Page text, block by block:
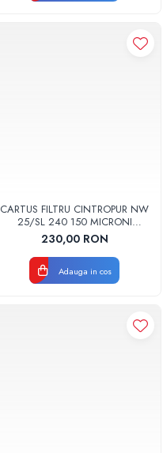
CARTUS FILTRU CINTROPUR NW
25/SL 240 150 MICRONI
MANSOANE FILTRARE SET 5BUC
230,00 RON
Adauga in cos